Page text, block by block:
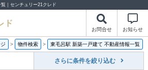
｜センチュリー21クレド
お問合せ お知らせ
> 物件検索 > 東毛呂駅 新築一戸建て 不動産情報一覧
さらに条件を絞り込む